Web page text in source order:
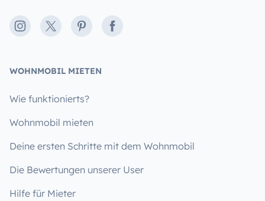
Instagram
X PinterestFacebook
WOHNMOBIL MIETEN
Wie funktionierts?
Wohnmobil mieten
Deine ersten Schritte mit dem Wohnmobil
Die Bewertungen unserer User
Hilfe für Mieter